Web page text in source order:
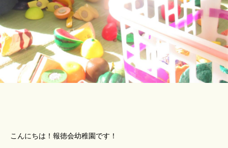
こんにちは！報徳会幼稚園です！